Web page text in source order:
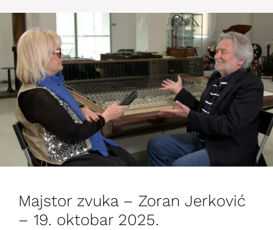
Majstor zvuka – Zoran Jerković
– 19. oktobar 2025.